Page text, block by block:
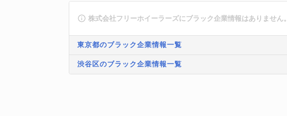
株式会社フリーホイーラーズにブラック企業情報はありません。
東京都のブラック企業情報一覧
渋谷区のブラック企業情報一覧